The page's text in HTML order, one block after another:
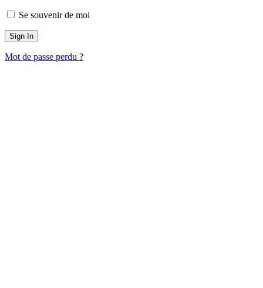
Se souvenir de moi
Mot de passe perdu ?